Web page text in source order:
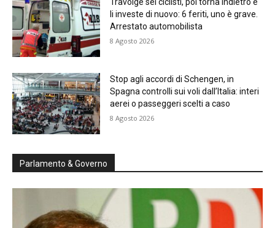
Travolge sei ciclisti, poi torna indietro e
li investe di nuovo: 6 feriti, uno è grave.
Arrestato automobilista
8 Agosto 2026
Stop agli accordi di Schengen, in
Spagna controlli sui voli dall’Italia: interi
aerei o passeggeri scelti a caso
8 Agosto 2026
Parlamento & Governo